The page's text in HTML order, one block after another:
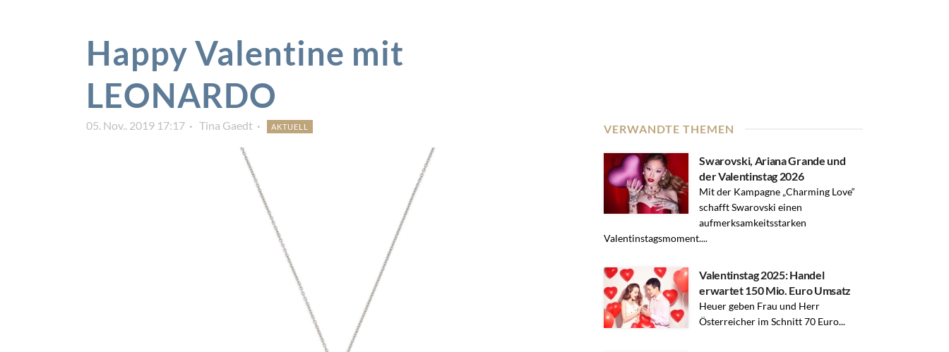
Happy Valentine mit
LEONARDO
05. Nov.. 2019 17:17 Tina Gaedt AKTUELL VERWANDTE THEMEN
Swarovski, Ariana Grande und
der Valentinstag 2026
Mit der Kampagne „Charming Love“
schafft Swarovski einen
aufmerksamkeitsstarken
Valentinstagsmoment....
Valentinstag 2025: Handel
erwartet 150 Mio. Euro Umsatz
Heuer geben Frau und Herr
Österreicher im Schnitt 70 Euro...